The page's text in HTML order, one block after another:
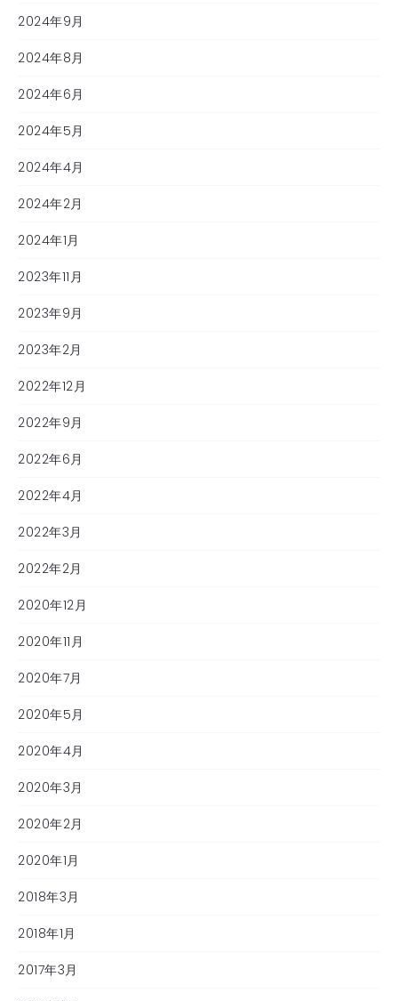
2024年9月
2024年8月
2024年6月
2024年5月
2024年4月
2024年2月
2024年1月
2023年11月
2023年9月
2023年2月
2022年12月
2022年9月
2022年6月
2022年4月
2022年3月
2022年2月
2020年12月
2020年11月
2020年7月
2020年5月
2020年4月
2020年3月
2020年2月
2020年1月
2018年3月
2018年1月
2017年3月